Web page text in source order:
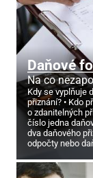
Daňové
Na co
Kdy se vyplňuje
přiznání?
Kdo
o zdanitelných
číslo jedna
dva daňového
odpočty nebo